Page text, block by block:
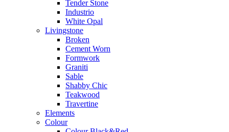
Tender Stone
Industrio
White Opal
Livingstone
Broken
Cement Worn
Formwork
Graniti
Sable
Shabby Chic
Teakwood
Travertine
Elements
Colour